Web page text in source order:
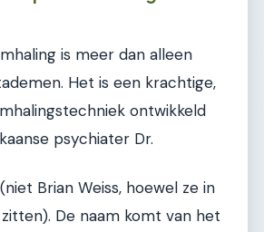
is meer dan alleen
Het is een krachtige,
ontwikkeld
psychiater Dr.
Brian Weiss, hoewel ze in
De naam komt van het